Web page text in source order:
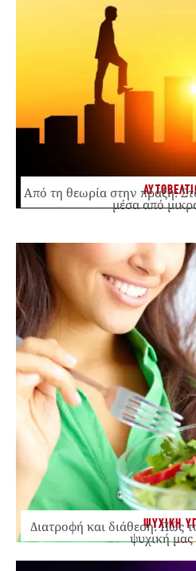
Από τη θεωρία στην πράξη:
μέσα από
ΨΥΧΙΚΗ
Διατροφή και διάθεση: Πώς
ψυχική μας